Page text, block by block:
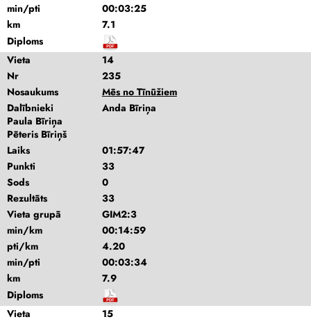
min/pti
00:03:25
km
7.1
Diploms
Vieta
14
Nr
235
Nosaukums
Mēs no Tīnūžiem
Dalībnieki
Anda Bīriņa
Paula Bīriņa
Pēteris Bīriņš
Laiks
01:57:47
Punkti
33
Sods
0
Rezultāts
33
Vieta grupā
GIM2:3
min/km
00:14:59
pti/km
4.20
min/pti
00:03:34
km
7.9
Diploms
Vieta
15